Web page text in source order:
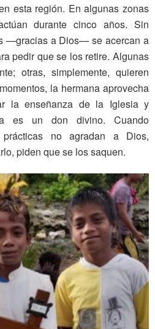
esta región. En algunas zonas
durante cinco años. Sin
—gracias a Dios— se acercan a
pedir que se los retire. Algunas
otras, simplemente, quieren
la hermana aprovecha
la enseñanza de la Iglesia y
es un don divino. Cuando
no agradan a Dios,
piden que se los saquen.